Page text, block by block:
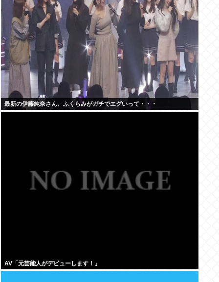
最新の伊藤純奈さん、ふくらみがガチでエグいって・・・
AV「元芸能人がデビューします！」